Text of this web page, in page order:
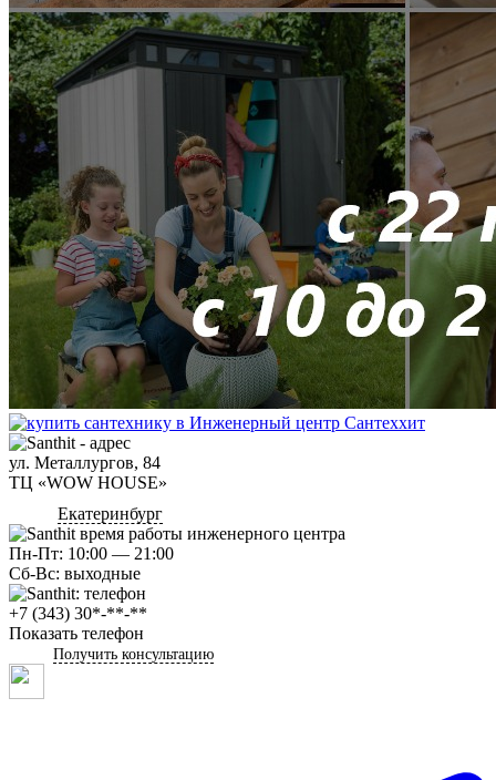
ул. Металлургов, 84
ТЦ «WOW HOUSE»
Екатеринбург
Пн-Пт: 10:00 — 21:00
Сб-Вс: выходные
+7 (343) 30*-**-**
Показать телефон
Получить консультацию